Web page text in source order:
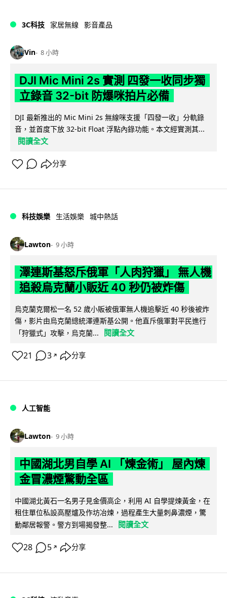
3C科技 家居無線 影音產品
Vin 8 小時
DJI Mic Mini 2s 實測 四發一收同步獨
立錄音 32-bit 防爆咪拍片必備
DJI 最新推出的 Mic Mini 2s 無線咪支援「四發一收」分軌錄
音，並首度下放 32-bit Float 浮點內錄功能。本文經實測其...
閱讀全文
分享
科技娛樂 生活娛樂 城中熱話
Lawton 9 小時
澤連斯基怒斥俄軍「人肉狩獵」 無人機
追殺烏克蘭小販近 40 秒仍被炸傷
烏克蘭克爾松一名 52 歲小販被俄軍無人機追擊近 40 秒後被炸
傷，影片由烏克蘭總統澤連斯基公開。他直斥俄軍對平民進行
「狩獵式」攻擊，烏克蘭...
閱讀全文
21 3 ↗ 分享
人工智能
Lawton 9 小時
中國湖北男自學 AI 「煉金術」 屋內煉
金冒濃煙驚動全區
中國湖北黃石一名男子見金價高企，利用 AI 自學提煉黃金，在
租住單位私設高壓爐及作坊冶煉，過程產生大量刺鼻濃煙，驚
動鄰居報警。警方到場揭發整...
閱讀全文
28 5 ↗ 分享